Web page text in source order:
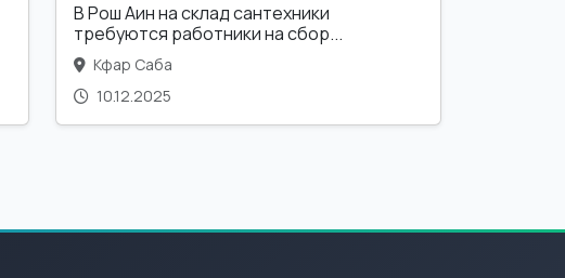
В Рош Аин на склад сантехники
требуются работники на сбор...
Кфар Саба
10.12.2025